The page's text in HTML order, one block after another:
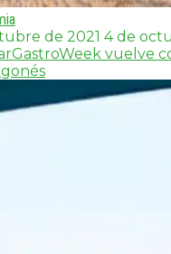
de 2021 4 de
vuelve